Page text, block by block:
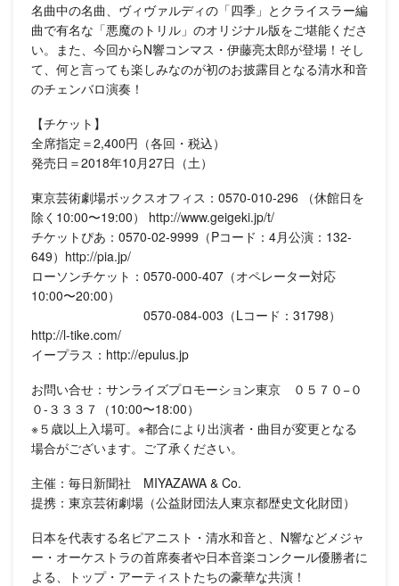
名曲中の名曲、ヴィヴァルディの「四季」とクライスラー編
曲で有名な「悪魔のトリル」のオリジナル版をご堪能くださ
い。また、今回からN響コンマス・伊藤亮太郎が登場！そし
て、何と言っても楽しみなのが初のお披露目となる清水和音
のチェンバロ演奏！
【チケット】
全席指定＝2,400円（各回・税込）
発売日＝2018年10月27日（土）
東京芸術劇場ボックスオフィス：0570-010-296 （休館日を
除く10:00〜19:00） http://www.geigeki.jp/t/
チケットぴあ：0570-02-9999（Pコード：4月公演：132-
649）http://pia.jp/
ローソンチケット：0570-000-407（オペレーター対応
10:00〜20:00）
0570-084-003（Lコード：31798）
http://l-tike.com/
イープラス：http://epulus.jp
お問い合せ：サンライズプロモーション東京 ０５７０−０
０-３３３７（10:00〜18:00）
※５歳以上入場可。※都合により出演者・曲目が変更となる
場合がございます。ご了承ください。
主催：毎日新聞社 MIYAZAWA & Co.
提携：東京芸術劇場（公益財団法人東京都歴史文化財団）
日本を代表する名ピアニスト・清水和音と、N響などメジャ
ー・オーケストラの首席奏者や日本音楽コンクール優勝者に
よる、トップ・アーティストたちの豪華な共演！